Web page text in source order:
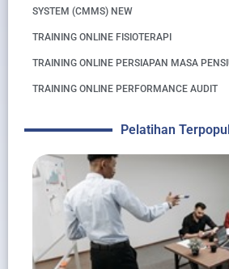
SYSTEM (CMMS) NEW
TRAINING ONLINE FISIOTERAPI
TRAINING ONLINE PERSIAPAN MASA
TRAINING ONLINE PERFORMANCE AUDIT
Pelatihan